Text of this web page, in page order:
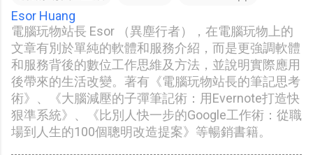
Esor Huang
電腦玩物站長 Esor （異塵行者），在電腦玩物上的
文章有別於單純的軟體和服務介紹，而是更強調軟體
和服務背後的數位工作思維及方法，並說明實際應用
後帶來的生活改變。著有《電腦玩物站長的筆記思考
術》、《大腦減壓的子彈筆記術：用Evernote打造快
狠準系統》、《比別人快一步的Google工作術：從職
場到人生的100個聰明改造提案》等暢銷書籍。